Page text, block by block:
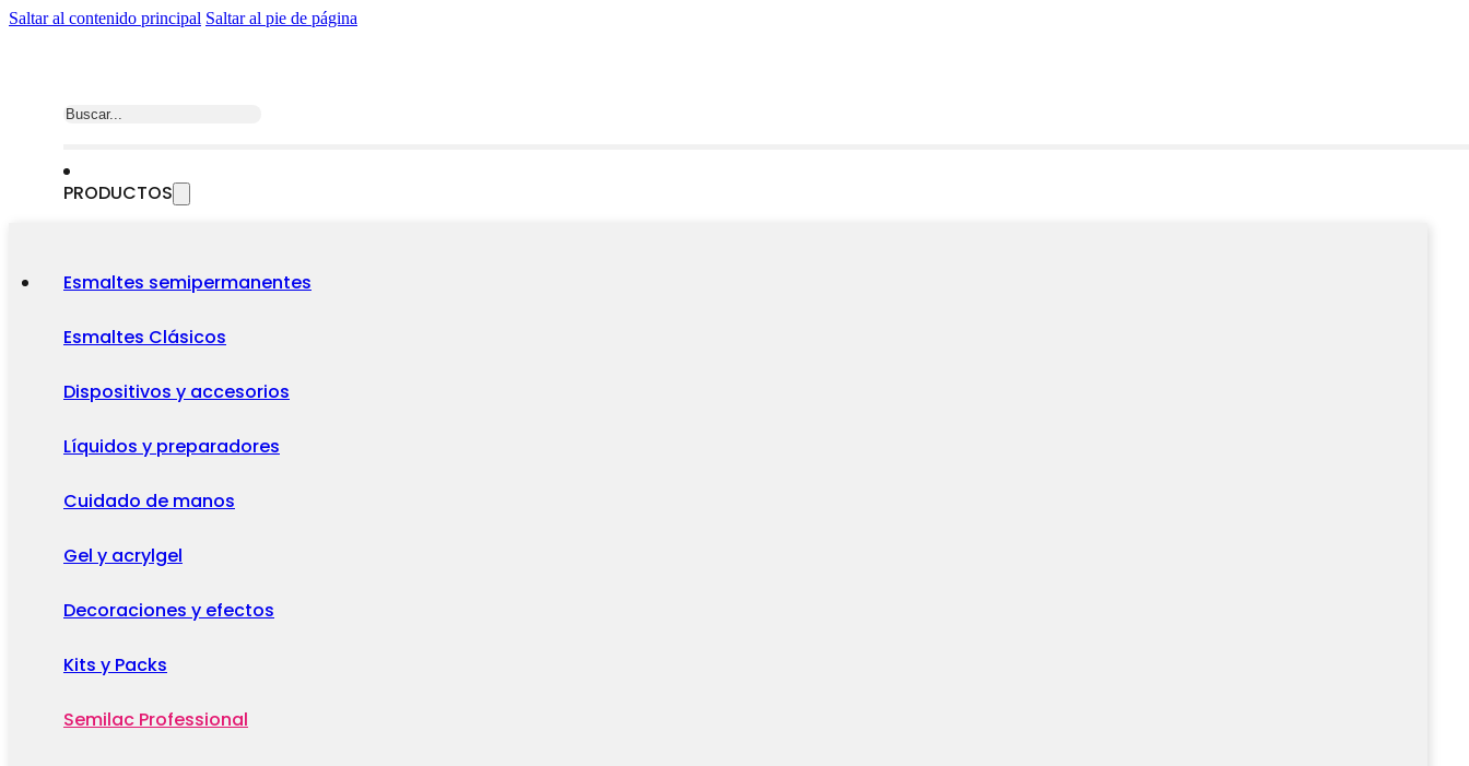
Saltar al contenido principal Saltar al pie de página
Buscar
PRODUCTOS
Esmaltes semipermanentes
Esmaltes Clásicos
Dispositivos y accesorios
Líquidos y preparadores
Cuidado de manos
Gel y acrylgel
Decoraciones y efectos
Kits y Packs
Semilac Professional